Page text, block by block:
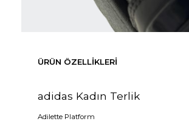
ÜRÜN ÖZELLIKLERI
adidas Kadın Terlik
Adilette Platform